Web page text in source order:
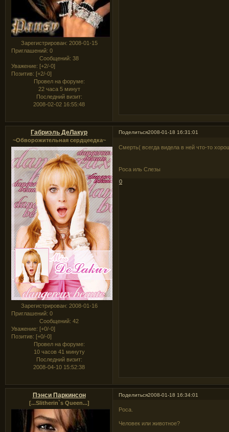
Зарегистрирован: 2008-01-15
Приглашений: 0
Сообщений: 38
Уважение: [+2/-0]
Позитив: [+2/-0]
Провел на форуме:
22 часа 5 минут
Последний визит:
2008-02-02 16:55:48
Поделиться2008-01-18 16:31:01
Габриэль ДеЛакур
~Обворожительная сердцеедка~
Зарегистрирован: 2008-01-16
Приглашений: 0
Сообщений: 42
Уважение: [+0/-0]
Позитив: [+0/-0]
Провел на форуме:
10 часов 41 минуту
Последний визит:
2008-04-10 15:52:38
Смерть( всегда видела в ней что-то
Роса иль Слезы
0
Поделиться2008-01-18 16:34:01
Пэнси Паркинсон
[...Slitherin`s Queen...]
Роса.
Человек или животное?